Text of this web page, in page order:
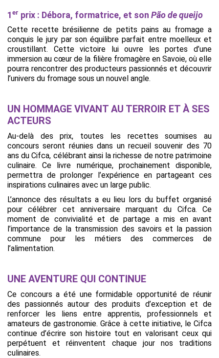
1er prix : Débora, formatrice, et son Pão de queijo
Cette recette brésilienne de petits pains au fromage a
conquis le jury par son équilibre parfait entre moelleux et
croustillant. Cette victoire lui ouvre les portes d’une
immersion au cœur de la filière fromagère en Savoie, où elle
pourra rencontrer des producteurs passionnés et découvrir
l’univers du fromage sous un nouvel angle.
UN HOMMAGE VIVANT AU TERROIR ET À SES
ACTEURS
Au-delà des prix, toutes les recettes soumises au
concours seront réunies dans un recueil souvenir des 70
ans du Cifca, célébrant ainsi la richesse de notre patrimoine
culinaire. Ce livre numérique, prochainement disponible,
permettra de prolonger l’expérience en partageant ces
inspirations culinaires avec un large public.
L’annonce des résultats a eu lieu lors du buffet organisé
pour célébrer cet anniversaire marquant du Cifca. Ce
moment de convivialité et de partage a mis en avant
l’importance de la transmission des savoirs et la passion
commune pour les métiers des commerces de
l’alimentation.
UNE AVENTURE QUI CONTINUE
Ce concours a été une formidable opportunité de réunir
des passionnés autour des produits d’exception et de
renforcer les liens entre apprentis, professionnels et
amateurs de gastronomie. Grâce à cette initiative, le Cifca
continue d’écrire son histoire tout en valorisant ceux qui
perpétuent et réinventent chaque jour nos traditions
culinaires.